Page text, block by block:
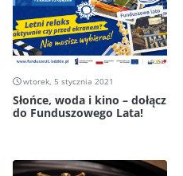
wtorek, 5 stycznia 2021
Słońce, woda i kino – dołącz
do Funduszowego Lata!